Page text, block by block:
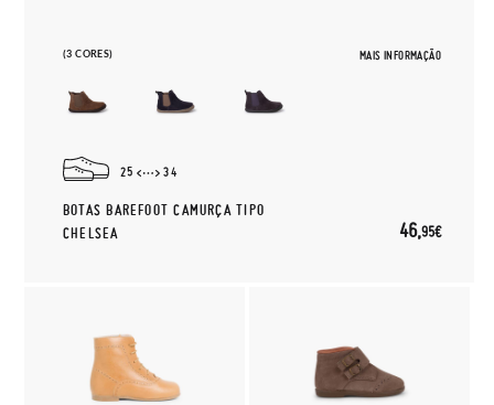
(3 CORES) MAIS INFORMAÇÃO
25 34
BOTAS BAREFOOT CAMURÇA TIPO
CHELSEA
46,95€